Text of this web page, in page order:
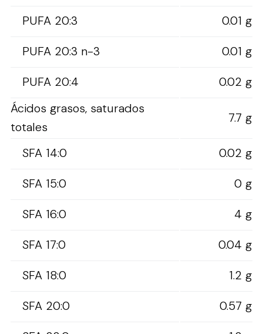
PUFA 20:3
0.01 g
PUFA 20:3 n-3
0.01 g
PUFA 20:4
0.02 g
Ácidos grasos, saturados
totales
7.7 g
SFA 14:0
0.02 g
SFA 15:0
0 g
SFA 16:0
4 g
SFA 17:0
0.04 g
SFA 18:0
1.2 g
SFA 20:0
0.57 g